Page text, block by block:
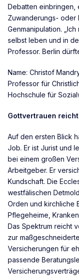
Debatten einbringen,
Zuwanderungs-
Genmanipulation.
selbst leben und in
Professor. Berlin
Name: Christof
Professor für
Hochschule für
Gottvertrauen
Auf den ersten Blick
Job. Er ist Jurist und
bei einem großen
Arbeitgeber. Er
Kundschaft. Die
westfälischen
Orden und kirchliche
Pflegeheime,
Das Spektrum reicht
zur
Versicherungen für
passende